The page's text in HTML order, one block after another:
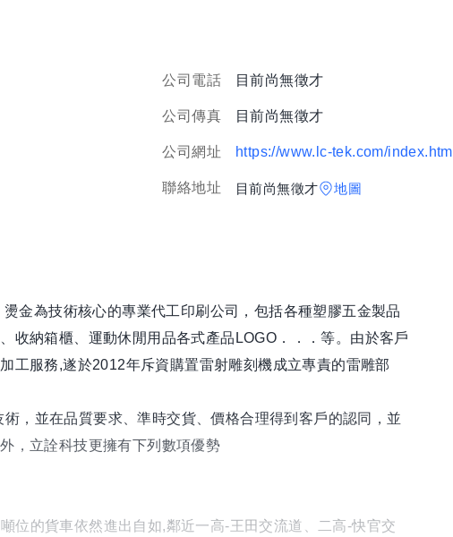
公司電話 目前尚無徵才
公司傳真 目前尚無徵才
公司網址 https://www.lc-tek.com/index.html
聯絡地址 目前尚無徵才 地圖
金為技術核心的專業代工印刷公司，包括各種塑膠五金製品
收納箱櫃、運動休閒用品各式產品LOGO．．．等。由於客戶
工服務,遂於2012年斥資購置雷射雕刻機成立專責的雷雕部
，並在品質要求、準時交貨、價格合理得到客戶的認同，並
，立詮科技更擁有下列數項優勢
位的貨車依然進出自如,鄰近一高-王田交流道、二高-快官交